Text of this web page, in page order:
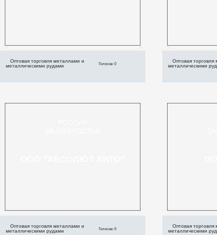
Оптовая торговля металлами и
металлическими рудами
Голосов: 0
Оптовая
металлическими
Оптовая торговля металлами и
металлическими рудами
Голосов: 0
Оптовая
металлическими